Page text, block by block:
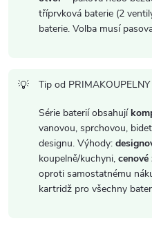
tříprvková baterie (2
baterie. Volba musí
Tip od PRIMAKOUPELNY
Série baterií obsahují
vanovou, sprchovou,
designu. Výhody:
koupelně/kuchyni,
oproti samostatnému
kartridž pro všechny